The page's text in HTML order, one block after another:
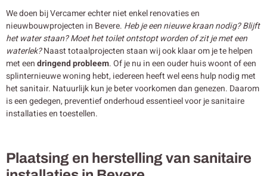
We doen bij Vercamer echter niet enkel renovaties en
nieuwbouwprojecten in Bevere. Heb je een nieuwe kraan nodig? Blijft
het water staan? Moet het toilet ontstopt worden of zit je met een
waterlek?Naast totaalprojecten staan wij ook klaar om je te helpen
met eendringend probleem. Of je nu in een ouder huis woont of een
splinternieuwe woning hebt, iedereen heeft wel eens hulp nodig met
het sanitair. Natuurlijk kun je beter voorkomen dan genezen. Daarom
is een gedegen, preventief onderhoud essentieel voor je sanitaire
installaties en toestellen.
Plaatsing en herstelling van sanitaire